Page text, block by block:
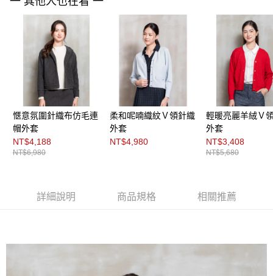
３．未成年的使用者請事先徵得法定代理人或監護人之同意方可使用
「AFTEE先享後付」，若未經同意申辦者引起之損失，本公司不負相關責
４．使用「AFTEE先享後付」時，將依據個別帳號之用戶狀況，依本公司即
時審查核予不同之上限額度；若仍有額度不足之情形，本公司將視審查結果
請求用戶進行身份認證。
５．嚴禁一人註冊多個帳號或使用他人資訊註冊。若發現惡意使用之情形，
恩沛科技股份有限公司將有權停止該用戶之使用額度並採取法律行動。
愜意氛圍針織布仿毛連
帽外套
NT$4,188
NT$6,980
柔和呢喃織紋Ｖ領針織
外套
NT$4,980
輕暖亮麗羊絨Ｖ
外套
NT$3,408
NT$5,680
詳細說明 商品規格 相關推薦